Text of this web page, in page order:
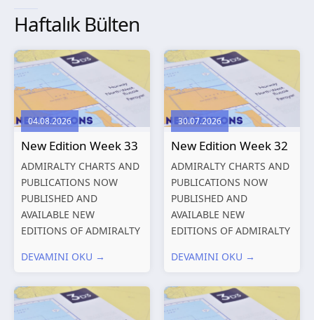
Haftalık Bülten
04.08.2026
New Edition Week 33
ADMIRALTY CHARTS AND
PUBLICATIONS NOW
PUBLISHED AND
AVAILABLE NEW
EDITIONS OF ADMIRALTY
PUBLICATIONS New
Charts published 13
August 2026 Chart
DEVAMINI OKU →
30.07.2026
New Edition Week 32
ADMIRALTY CHARTS AND
PUBLICATIONS NOW
PUBLISHED AND
AVAILABLE NEW
EDITIONS OF ADMIRALTY
PUBLICATIONS New
Charts published 06
August 2026 Chart Title,
DEVAMINI OKU →